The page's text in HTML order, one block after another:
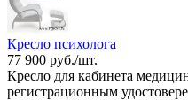
Кресло психолога
77 900 руб./шт.
Кресло для кабинета
регистрационным